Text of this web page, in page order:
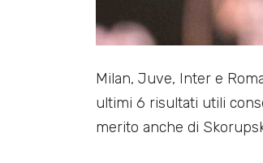
Milan, Juve, Inter e
ultimi 6 risultati utili
merito anche di